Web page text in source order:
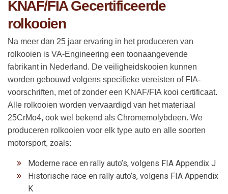
KNAF/FIA Gecertificeerde
rolkooien
Na meer dan 25 jaar ervaring in het produceren van
rolkooien is VA-Engineering een toonaangevende
fabrikant in Nederland. De veiligheidskooien kunnen
worden gebouwd volgens specifieke vereisten of FIA-
voorschriften, met of zonder een KNAF/FIA kooi certificaat.
Alle rolkooien worden vervaardigd van het materiaal
25CrMo4, ook wel bekend als Chromemolybdeen. We
produceren rolkooien voor elk type auto en alle soorten
motorsport, zoals:
Moderne race en rally auto’s, volgens FIA Appendix J
Historische race en rally auto’s, volgens FIA Appendix
K